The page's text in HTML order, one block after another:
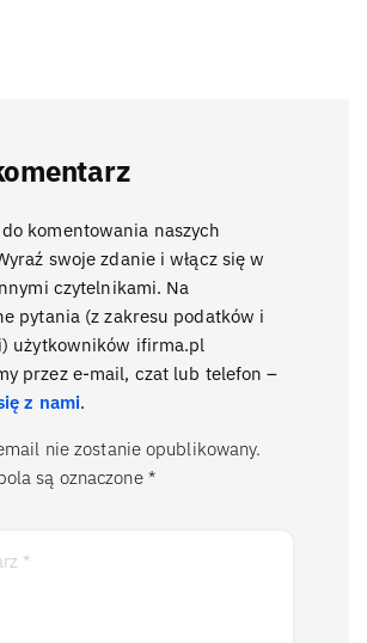
komentowania naszych
swoje zdanie i włącz się w
czytelnikami. Na
pytania (z zakresu podatków i
użytkowników ifirma.pl
przez e-mail, czat lub telefon –
z nami.
nie zostanie opublikowany.
są oznaczone *